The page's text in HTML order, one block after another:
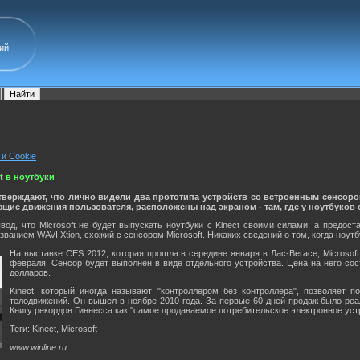
Cookie
в ноутбуки
что лично видели два прототипа устройств со встроенным
движения пользователя, расположены над экраном - там, где у ноутбуков
что Microsoft не будет выпускать ноутбуки с Kinect своими силами, а
WAVI Xtion, схожий с сенсором Microsoft. Никаких сведений о том, когда
На выставке CES 2012, которая прошла в середине января в Лас-Вегасе,
февраля. Сенсор будет выполнен в виде отдельного устройства. Цена на него
долларов.
Kinect, который иногда называют "контроллером без контроллера",
телодвижений. Он вышел в ноябре 2010 года. За первые 60 дней продаж было
Книгу рекордов Гиннесса как "самое продаваемое потребительское электронное
Теги: Kinect, Microsoft
www.winline.ru